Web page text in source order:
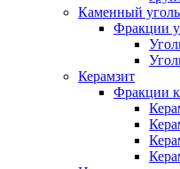
Каменный уголь
Фракции
Керамзит
Фракции